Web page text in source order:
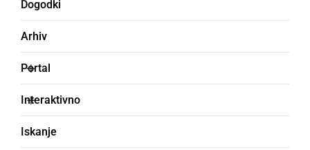
Dogodki
Arhiv
Portal
Interaktivno
Iskanje
SLOVENIJA